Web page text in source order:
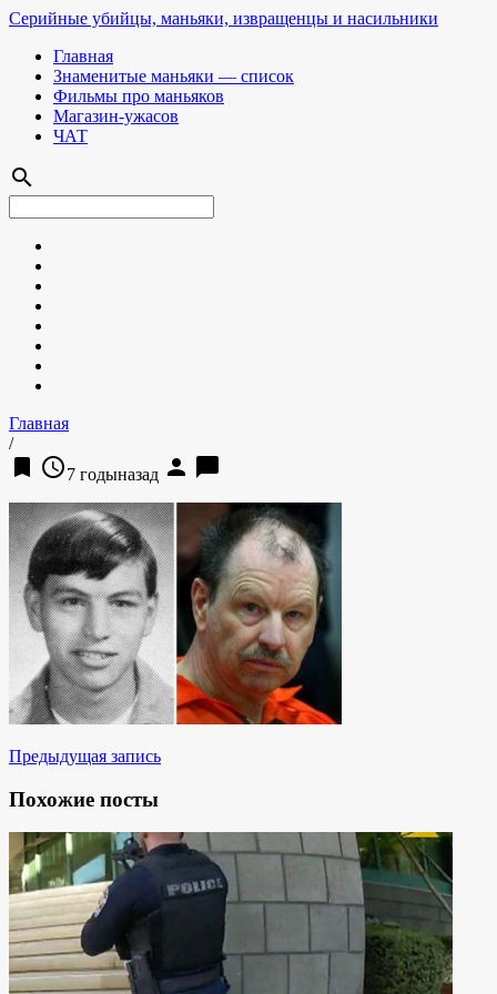
Серийные убийцы, маньяки, извращенцы и насильники
Главная
Знаменитые маньяки — список
Фильмы про маньяков
Магазин-ужасов
ЧАТ
search
Главная
/
bookmark access_time7 годыназад person chat_bubble
Предыдущая запись
Похожие посты